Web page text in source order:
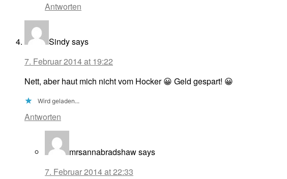
Antworten
Sindysays
7. Februar 2014 at 19:22
Nett, aber haut mich nicht vom Hocker 😀 Geld gespart! 😀
Wird geladen...
Antworten
mrsannabradshawsays
7. Februar 2014 at 22:33